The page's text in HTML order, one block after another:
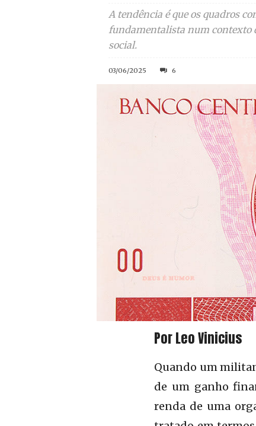
A tendência é que os quadros
fundamentalista num contexto
social.
03/06/2025 6
Por Leo Vinicius
Quando um
de um ganho
renda de uma